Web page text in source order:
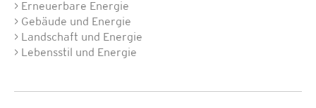
> Erneuerbare Energie
> Gebäude und Energie
> Landschaft und Energie
> Lebensstil und Energie